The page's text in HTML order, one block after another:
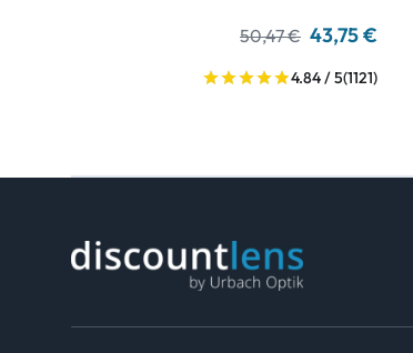
50,47 € 43,75 €
4.84 / 5(1121)